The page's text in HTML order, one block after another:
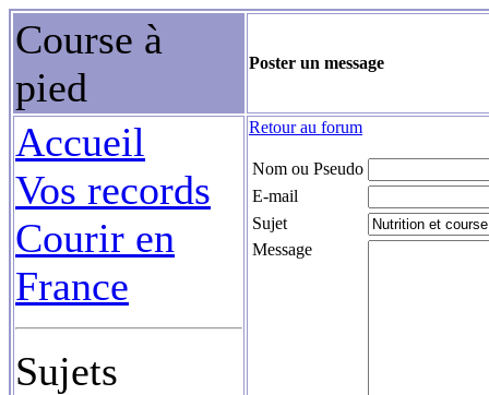
Course à
pied
Poster un message
Accueil
Vos records
Courir en
France
Sujets
Retour au forum
Nom ou Pseudo
E-mail
Sujet
Message